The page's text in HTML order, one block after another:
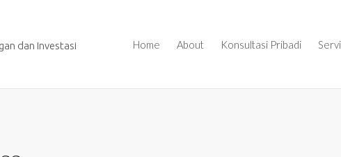
dan Investasi Home About Konsultasi Pribadi